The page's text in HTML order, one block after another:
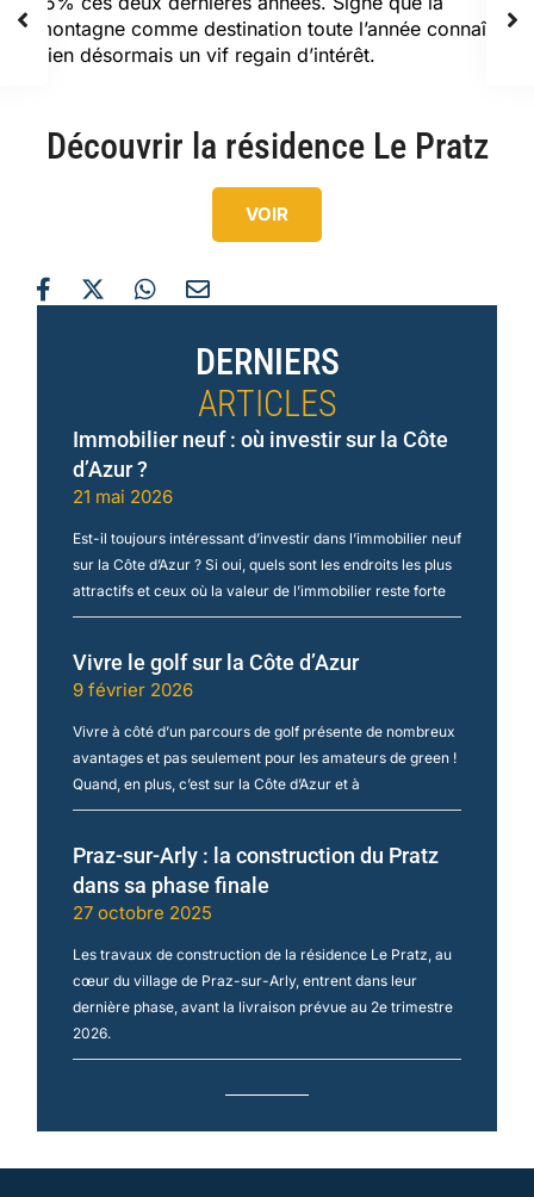
montagne comme destination toute l’année connaît
bien désormais un vif regain d’intérêt.
Découvrir la résidence Le Pratz
VOIR
DERNIERS
ARTICLES
Immobilier neuf : où investir sur la Côte
d’Azur ?
21 mai 2026
Est-il toujours intéressant d’investir dans l’immobilier neuf
sur la Côte d’Azur ? Si oui, quels sont les endroits les plus
attractifs et ceux où la valeur de l’immobilier reste forte
Vivre le golf sur la Côte d’Azur
9 février 2026
Vivre à côté d’un parcours de golf présente de nombreux
avantages et pas seulement pour les amateurs de green !
Quand, en plus, c’est sur la Côte d’Azur et à
Praz-sur-Arly : la construction du Pratz
dans sa phase finale
27 octobre 2025
Les travaux de construction de la résidence Le Pratz, au
cœur du village de Praz-sur-Arly, entrent dans leur
dernière phase, avant la livraison prévue au 2e trimestre
2026.